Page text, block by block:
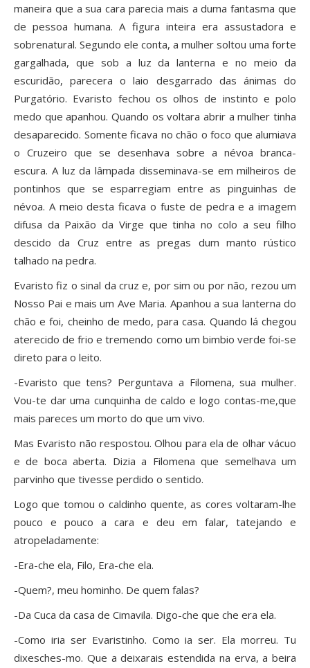
maneira que a sua cara parecia mais a duma fantasma que
de pessoa humana. A figura inteira era assustadora e
sobrenatural. Segundo ele conta, a mulher soltou uma forte
gargalhada, que sob a luz da lanterna e no meio da
escuridão, parecera o laio desgarrado das ánimas do
Purgatório. Evaristo fechou os olhos de instinto e polo
medo que apanhou. Quando os voltara abrir a mulher tinha
desaparecido. Somente ficava no chão o foco que alumiava
o Cruzeiro que se desenhava sobre a névoa branca-
escura. A luz da lâmpada disseminava-se em milheiros de
pontinhos que se esparregiam entre as pinguinhas de
névoa. A meio desta ficava o fuste de pedra e a imagem
difusa da Paixão da Virge que tinha no colo a seu filho
descido da Cruz entre as pregas dum manto rústico
talhado na pedra.
Evaristo fiz o sinal da cruz e, por sim ou por não, rezou um
Nosso Pai e mais um Ave Maria. Apanhou a sua lanterna do
chão e foi, cheinho de medo, para casa. Quando lá chegou
aterecido de frio e tremendo como um bimbio verde foi-se
direto para o leito.
-Evaristo que tens? Perguntava a Filomena, sua mulher.
Vou-te dar uma cunquinha de caldo e logo contas-me,que
mais pareces um morto do que um vivo.
Mas Evaristo não respostou. Olhou para ela de olhar vácuo
e de boca aberta. Dizia a Filomena que semelhava um
parvinho que tivesse perdido o sentido.
Logo que tomou o caldinho quente, as cores voltaram-lhe
pouco e pouco a cara e deu em falar, tatejando e
atropeladamente:
-Era-che ela, Filo, Era-che ela.
-Quem?, meu hominho. De quem falas?
-Da Cuca da casa de Cimavila. Digo-che que che era ela.
-Como iria ser Evaristinho. Como ia ser. Ela morreu. Tu
dixesches-mo. Que a deixarais estendida na erva, a beira